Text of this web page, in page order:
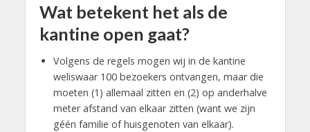
Wat betekent het als de
kantine open gaat?
Volgens de regels mogen wij in de kantine
weliswaar 100 bezoekers ontvangen, maar die
moeten (1) allemaal zitten en (2) op anderhalve
meter afstand van elkaar zitten (want we zijn
géén familie of huisgenoten van elkaar).